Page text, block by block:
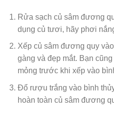
Rửa sạch củ sâm đương
dụng củ tươi, hãy phơi
Xếp củ sâm đương quy
gàng và đẹp mắt. Bạn
mỏng trước khi xếp vào
Đổ rượu trắng vào bình
hoàn toàn củ sâm đương